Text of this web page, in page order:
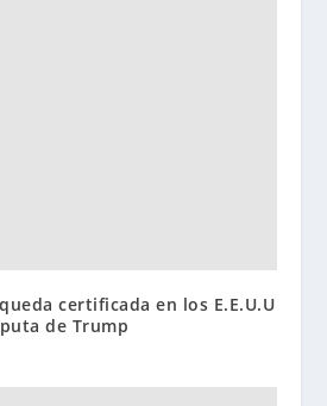
certificada en los E.E.U.U
de Trump